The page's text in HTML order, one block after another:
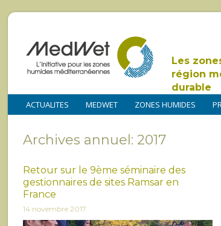
Les
région
durable
ACTUALITES MEDWET ZONES HUMIDES
Archives annuel: 2017
Retour sur le 9ème séminaire des
gestionnaires de sites Ramsar en
France
14 novembre 2017